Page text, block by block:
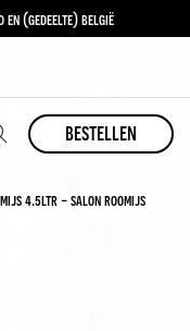
en (gedeelte) belgië
en (gedeelte) belgië
bestellen
4.5ltr-salon roomijs